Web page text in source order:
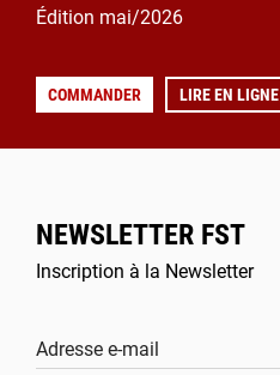
Édition mai/2026
COMMANDER LIRE EN LIGNE
NEWSLETTER FST
Inscription à la Newsletter
Adresse e-mail